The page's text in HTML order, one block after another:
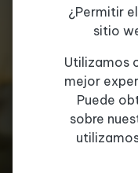
Quiero más
¿Permitir
sitio
Utilizamos
mejor
Puede
sobre